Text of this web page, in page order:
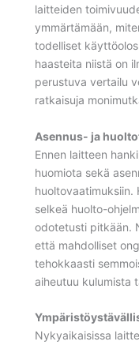
laitteiden
ymmärtämään,
todelliset
haasteita niistä on
perustuva vertailu
ratkaisuja
Asennus- ja
Ennen laitteen
huomiota sekä
huoltovaatimuksiin.
selkeä huolto-
odotetusti pitkään.
että mahdolliset
tehokkaasti
aiheutuu kulumista
Nykyaikaisissa